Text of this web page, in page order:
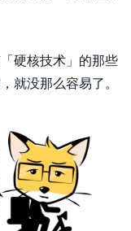
硬核技术」的那些
就没那么容易了。